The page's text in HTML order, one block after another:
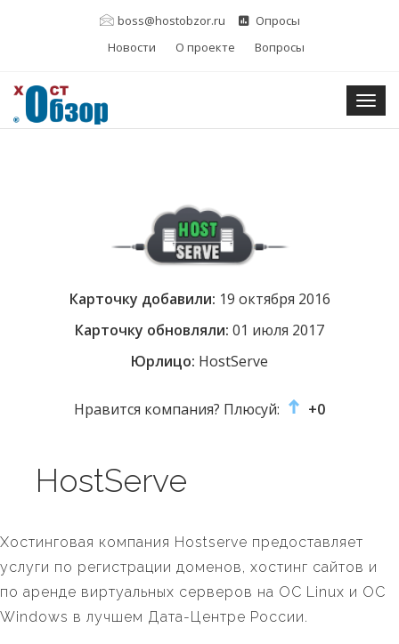
boss@hostobzor.ru
Опросы
Новости
О проекте Вопросы
Карточку добавили: 19 октября 2016
Карточку обновляли: 01 июля 2017
Юрлицо: HostServe
Нравится компания? Плюсуй: +0
HostServe
Хостинговая компания Hostserve предоставляет
услуги по регистрации доменов, хостинг сайтов и
по аренде виртуальных серверов на ОС Linux и ОС
Windows в лучшем Дата-Центре России.